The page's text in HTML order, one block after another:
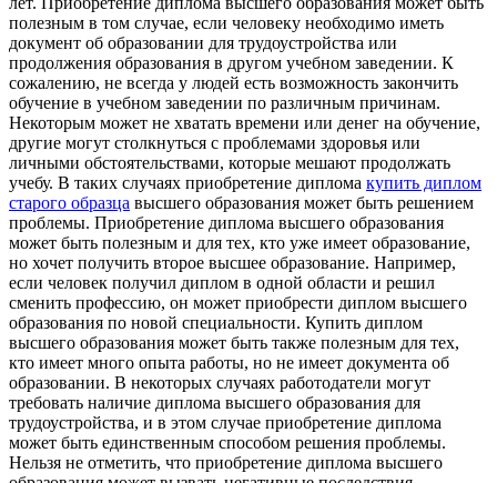
полезным в том случае, если человеку необходимо иметь
документ об образовании для трудоустройства или
продолжения образования в другом учебном заведении. К
сожалению, не всегда у людей есть возможность закончить
обучение в учебном заведении по различным причинам.
Некоторым может не хватать времени или денег на обучение,
другие могут столкнуться с проблемами здоровья или
личными обстоятельствами, которые мешают продолжать
учебу. В таких случаях приобретение диплома купить диплом
старого образца высшего образования может быть решением
проблемы. Приобретение диплома высшего образования
может быть полезным и для тех, кто уже имеет образование,
но хочет получить второе высшее образование. Например,
если человек получил диплом в одной области и решил
сменить профессию, он может приобрести диплом высшего
образования по новой специальности. Купить диплом
высшего образования может быть также полезным для тех,
кто имеет много опыта работы, но не имеет документа об
образовании. В некоторых случаях работодатели могут
требовать наличие диплома высшего образования для
трудоустройства, и в этом случае приобретение диплома
может быть единственным способом решения проблемы.
Нельзя не отметить, что приобретение диплома высшего